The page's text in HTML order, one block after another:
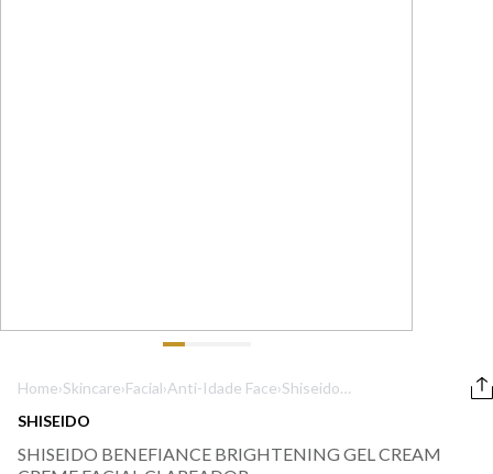
Home›Skincare›Facial›Anti-Idade Face›Shiseido
Cream Creme
SHISEIDO
SHISEIDO BENEFIANCE BRIGHTENING GEL CREAM